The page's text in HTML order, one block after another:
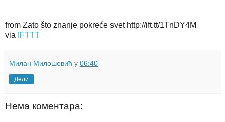
from Zato što znanje pokreće svet http://ift.tt/1TnDY4M
via
IFTTT
Милан Милошевић у 06:40
Дели
Нема коментара: